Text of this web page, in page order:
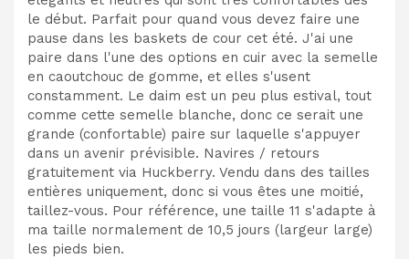
le début. Parfait pour quand vous devez faire une
pause dans les baskets de cour cet été. J'ai une
paire dans l'une des options en cuir avec la semelle
en caoutchouc de gomme, et elles s'usent
constamment. Le daim est un peu plus estival, tout
comme cette semelle blanche, donc ce serait une
grande (confortable) paire sur laquelle s'appuyer
dans un avenir prévisible. Navires / retours
gratuitement via Huckberry. Vendu dans des tailles
entières uniquement, donc si vous êtes une moitié,
taillez-vous. Pour référence, une taille 11 s'adapte à
ma taille normalement de 10,5 jours (largeur large)
les pieds bien.